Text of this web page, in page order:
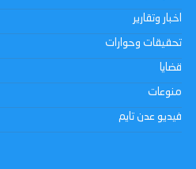
اخبار وتقارير
تحقيقات وحوارات
قضايا
منوعات
فيديو عدن تايم